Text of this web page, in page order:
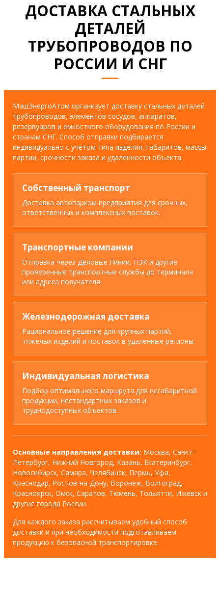
ДОСТАВКА СТАЛЬНЫХ
ДЕТАЛЕЙ
ТРУБОПРОВОДОВ ПО
РОССИИ И СНГ
МашЭнергоАтом организует доставку стальных деталей
трубопроводов, элементов сосудов, аппаратов,
резервуаров и емкостного оборудования по России и
странам СНГ. Способ отправки подбирается
индивидуально с учетом типа изделия, габаритов, массы
партии, срочности заказа и удаленности объекта.
Собственный транспорт
Доставка автопарком предприятия для срочных,
ответственных и комплексных поставок.
Транспортные компании
Отправка через Деловые Линии, ПЭК и другие
проверенные транспортные службы до терминала
или адреса получателя.
Железнодорожная доставка
Рациональное решение для крупных партий,
тяжелых изделий и поставок в удаленные регионы.
Индивидуальная логистика
Подбор оптимального маршрута для негабаритной
продукции, нестандартных заказов и
труднодоступных объектов.
Основные направления доставки: Москва, Санкт-
Петербург, Нижний Новгород, Казань, Екатеринбург,
Новосибирск, Самара, Челябинск, Пермь, Уфа,
Краснодар, Ростов-на-Дону, Воронеж, Волгоград,
Красноярск, Омск, Саратов, Тюмень, Тольятти, Ижевск и
другие города России.
Для каждого заказа рассчитываем удобный способ
доставки и при необходимости подготавливаем
продукцию к безопасной транспортировке.